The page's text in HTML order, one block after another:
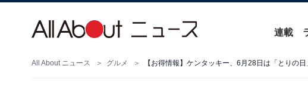
連載
All About ニュース グルメ 【お得情報】ケンタッキー、6月28日は「とりの